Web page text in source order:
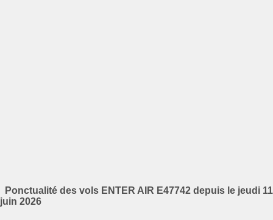
Ponctualité des vols ENTER AIR E47742 depuis le jeudi 11
juin 2026